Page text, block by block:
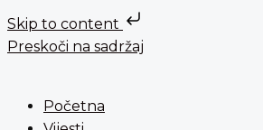
Skip to content
Preskoči na sadržaj
Početna